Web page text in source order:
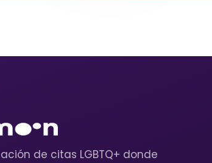
de citas LGBTQ+ donde